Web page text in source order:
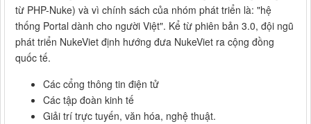
từ PHP-Nuke) và vì chính sách của nhóm phát triển là: "hệ
thống Portal dành cho người Việt". Kể từ phiên bản 3.0, đội ngũ
phát triển NukeViet định hướng đưa NukeViet ra cộng đồng
quốc tế.
Các cổng thông tin điện tử
Các tập đoàn kinh tế
Giải trí trực tuyến, văn hóa, nghệ thuật.